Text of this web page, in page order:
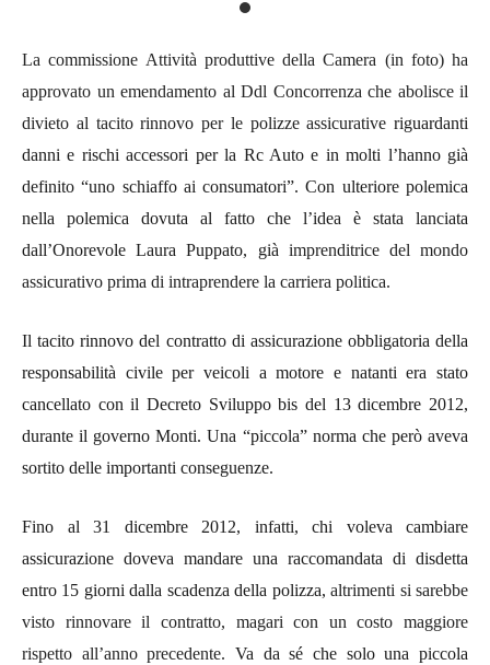
La commissione Attività produttive della Camera (in foto) ha
approvato un emendamento al Ddl Concorrenza che abolisce il
divieto al tacito rinnovo per le polizze assicurative riguardanti
danni e rischi accessori per la Rc Auto e in molti l’hanno già
definito “uno schiaffo ai consumatori”. Con ulteriore polemica
nella polemica dovuta al fatto che l’idea è stata lanciata
dall’Onorevole Laura Puppato, già imprenditrice del mondo
assicurativo prima di intraprendere la carriera politica.
Il tacito rinnovo del contratto di assicurazione obbligatoria della
responsabilità civile per veicoli a motore e natanti era stato
cancellato con il Decreto Sviluppo bis del 13 dicembre 2012,
durante il governo Monti. Una “piccola” norma che però aveva
sortito delle importanti conseguenze.
Fino al 31 dicembre 2012, infatti, chi voleva cambiare
assicurazione doveva mandare una raccomandata di disdetta
entro 15 giorni dalla scadenza della polizza,altrimenti si sarebbe
visto rinnovare il contratto, magari con un costo maggiore
rispetto all’anno precedente. Va da sé che solo una piccola